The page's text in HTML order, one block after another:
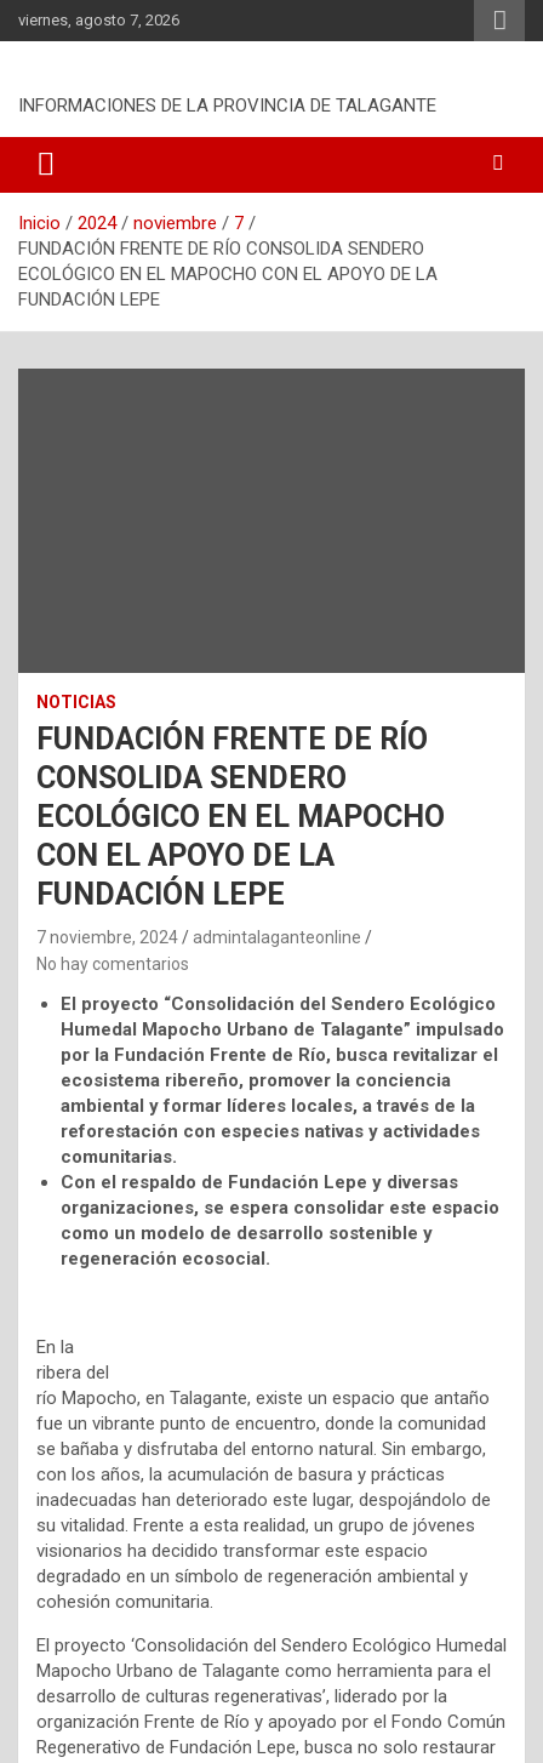
a
r
l
viernes, agosto 7, 2026
INFORMACIONES DE LA PROVINCIA DE TALAGANTE
Inicio 2024 noviembre
7
FUNDACIÓN FRENTE DE RÍO CONSOLIDA SENDERO
ECOLÓGICO EN EL MAPOCHO CON EL APOYO DE LA
FUNDACIÓN LEPE
NOTICIAS
FUNDACIÓN FRENTE DE RÍO
CONSOLIDA SENDERO
ECOLÓGICO EN EL MAPOCHO
CON EL APOYO DE LA
FUNDACIÓN LEPE
7 noviembre, 2024
admintalaganteonline
No hay comentarios
El proyecto “Consolidación del Sendero Ecológico
Humedal Mapocho Urbano de Talagante” impulsado
por la Fundación Frente de Río, busca revitalizar el
ecosistema ribereño, promover la conciencia
ambiental y formar líderes locales, a través de la
reforestación con especies nativas y actividades
comunitarias.
Con el respaldo de Fundación Lepe y diversas
organizaciones, se espera consolidar este espacio
como un modelo de desarrollo sostenible y
regeneración ecosocial.
En la
ribera del
río Mapocho, en Talagante, existe un espacio que antaño
fue un vibrante punto de encuentro, donde la comunidad
se bañaba y disfrutaba del entorno natural. Sin embargo,
con los años, la acumulación de basura y prácticas
inadecuadas han deteriorado este lugar, despojándolo de
su vitalidad. Frente a esta realidad, un grupo de jóvenes
visionarios ha decidido transformar este espacio
degradado en un símbolo de regeneración ambiental y
cohesión comunitaria.
El proyecto ‘Consolidación del Sendero Ecológico Humedal
Mapocho Urbano de Talagante como herramienta para el
desarrollo de culturas regenerativas’, liderado por la
organización Frente de Río y apoyado por el Fondo Común
Regenerativo de Fundación Lepe, busca no solo restaurar